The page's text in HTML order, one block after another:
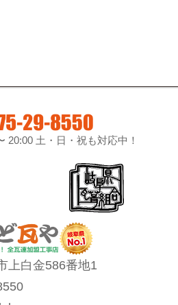
20:00 土・日・祝も対応中！
上白金586番地1